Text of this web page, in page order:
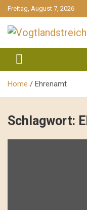
gehe
zum
Inhalt
Freitag, August 7, 2026
Home Ehrenamt
Schlagwort: